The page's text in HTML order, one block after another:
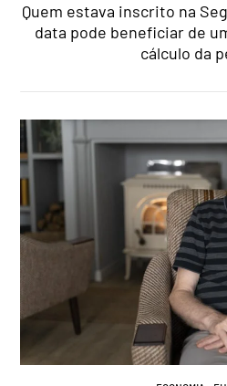
Quem estava inscrito na
data pode beneficiar de
cálculo da